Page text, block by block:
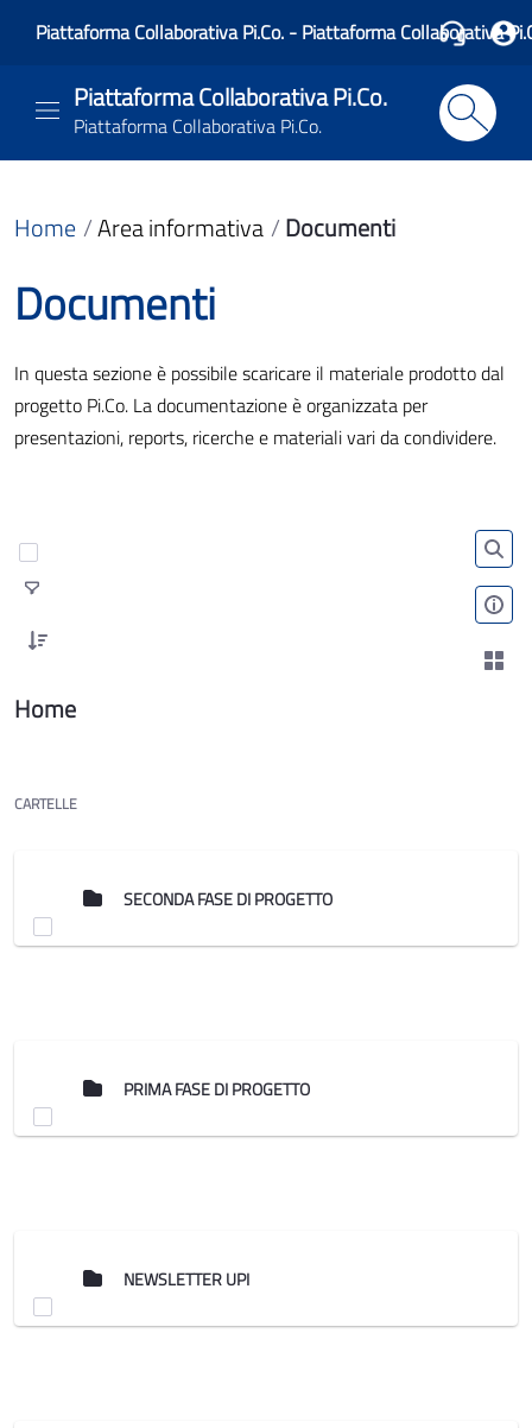
Piattaforma Collaborativa Pi.Co. - Piattaforma Collaborativa
Piattaforma Collaborativa Pi.Co.
Piattaforma Collaborativa Pi.Co.
Home Area informativa Documenti
Documenti
In questa sezione è possibile scaricare il materiale prodotto dal
progetto Pi.Co. La documentazione è organizzata per
presentazioni, reports, ricerche e materiali vari da condividere.
Home
CARTELLE
SECONDA FASE DI PROGETTO
PRIMA FASE DI PROGETTO
NEWSLETTER UPI